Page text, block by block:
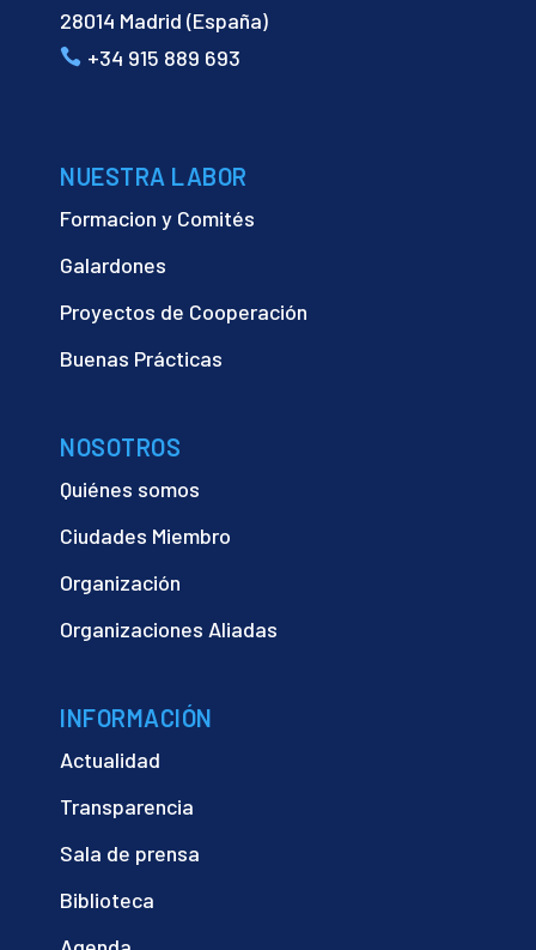
28014 Madrid (España)
+34 915 889 693
NUESTRA LABOR
Formacion y Comités
Galardones
Proyectos de Cooperación
Buenas Prácticas
NOSOTROS
Quiénes somos
Ciudades Miembro
Organización
Organizaciones Aliadas
INFORMACIÓN
Actualidad
Transparencia
Sala de prensa
Biblioteca